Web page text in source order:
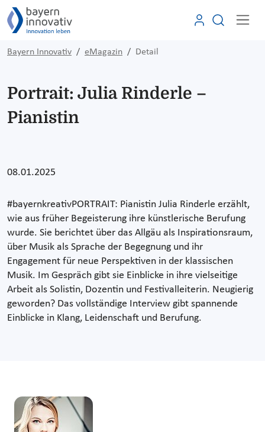
Bayern Innovativ eMagazin Detail
Portrait: Julia Rinderle –
Pianistin
08.01.2025
#bayernkreativPORTRAIT: Pianistin Julia Rinderle erzählt,
wie aus früher Begeisterung ihre künstlerische Berufung
wurde. Sie berichtet über das Allgäu als Inspirationsraum,
über Musik als Sprache der Begegnung und ihr
Engagement für neue Perspektiven in der klassischen
Musik. Im Gespräch gibt sie Einblicke in ihre vielseitige
Arbeit als Solistin, Dozentin und Festivalleiterin. Neugierig
geworden? Das vollständige Interview gibt spannende
Einblicke in Klang, Leidenschaft und Berufung.